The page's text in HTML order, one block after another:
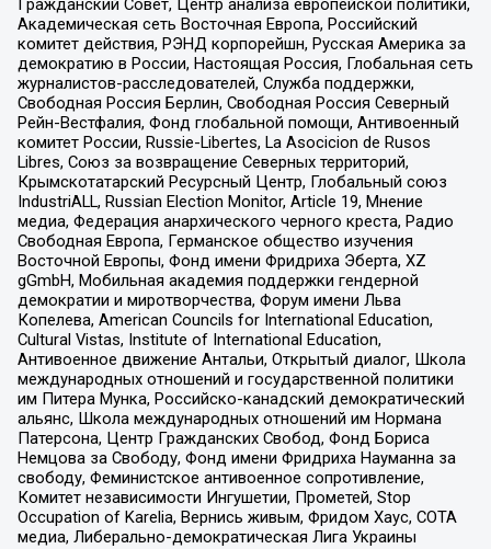
Гражданский Совет, Центр анализа европейской политики,
Академическая сеть Восточная Европа, Российский
комитет действия, РЭНД корпорейшн, Русская Америка за
демократию в России, Настоящая Россия, Глобальная сеть
журналистов-расследователей, Служба поддержки,
Свободная Россия Берлин, Свободная Россия Северный
Рейн-Вестфалия, Фонд глобальной помощи, Антивоенный
комитет России, Russie-Libertes, La Asocicion de Rusos
Libres, Союз за возвращение Северных территорий,
Крымскотатарский Ресурсный Центр, Глобальный союз
IndustriALL, Russian Election Monitor, Article 19, Мнение
медиа, Федерация анархического черного креста, Радио
Свободная Европа, Германское общество изучения
Восточной Европы, Фонд имени Фридриха Эберта, XZ
gGmbH, Мобильная академия поддержки гендерной
демократии и миротворчества, Форум имени Льва
Копелева, American Councils for International Education,
Cultural Vistas, Institute of International Education,
Антивоенное движение Антальи, Открытый диалог, Школа
международных отношений и государственной политики
им Питера Мунка, Российско-канадский демократический
альянс, Школа международных отношений им Нормана
Патерсона, Центр Гражданских Свобод, Фонд Бориса
Немцова за Свободу, Фонд имени Фридриха Науманна за
свободу, Феминистское антивоенное сопротивление,
Комитет независимости Ингушетии, Прометей, Stop
Occupation of Karelia, Вернись живым, Фридом Хаус, СОТА
медиа, Либерально-демократическая Лига Украины